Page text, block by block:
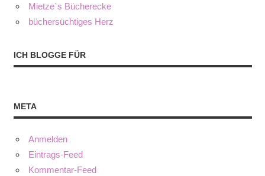
Mietze´s Bücherecke
büchersüchtiges Herz
ICH BLOGGE FÜR
META
Anmelden
Eintrags-Feed
Kommentar-Feed